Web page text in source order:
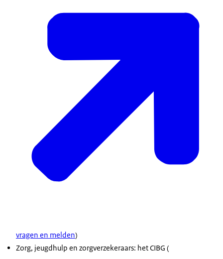
vragen en melden)
Zorg, jeugdhulp en zorgverzekeraars: het CIBG (